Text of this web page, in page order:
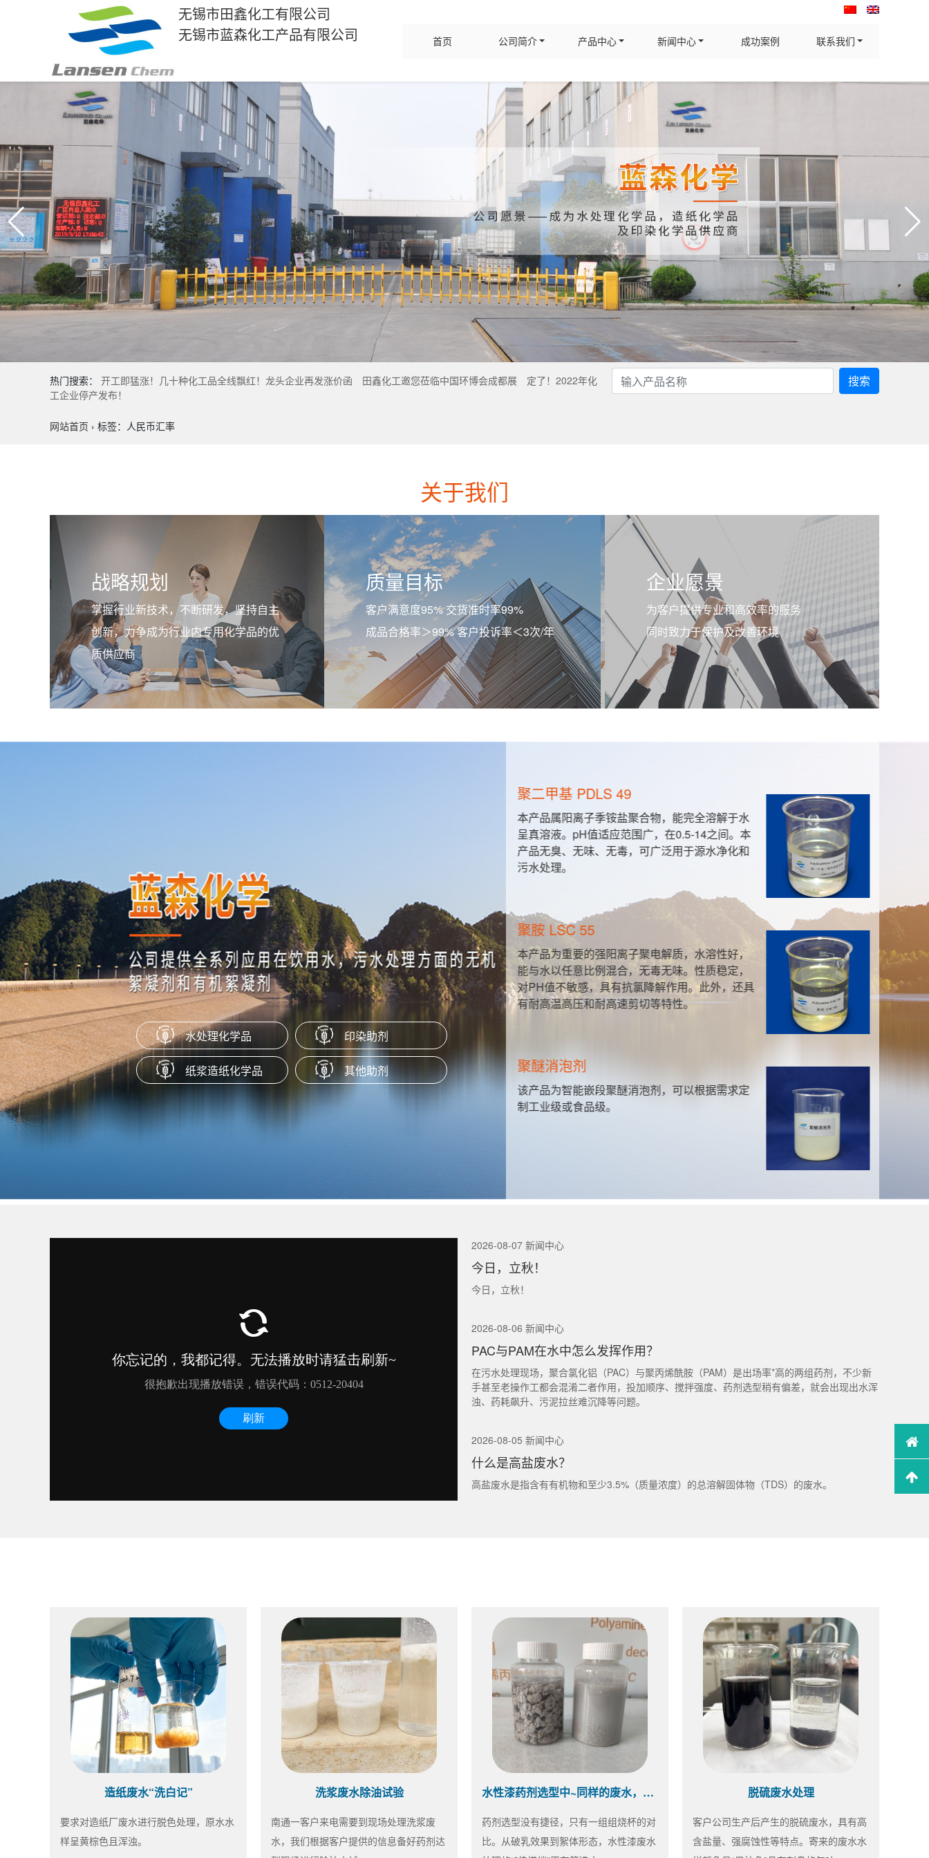
无锡市田鑫化工有限公司
无锡市蓝森化工产品有限公司
首页 公司简介 产品中心 新闻中心 成功案例 联系我们
热门搜索： 开工即猛涨！几十种化工品全线飘红！龙头企业再发涨价函 田鑫化工邀您莅临中国环博会成都展
定了！2022年化
工企业停产发布！
搜索
网站首页 › 标签：人民币汇率
关于我们
战略规划
掌握行业新技术，不断研发，坚持自主
创新，力争成为行业内专用化学品的优
质供应商
质量目标
客户满意度95% 交货准时率99%
成品合格率＞99% 客户投诉率＜3次/年
企业愿景
为客户提供专业和高效率的服务
同时致力于保护及改善环境
水处理化学品 印染助剂
纸浆造纸化学品 其他助剂
橡胶隔离剂
本产品是一种通过特定工艺制成的水性硬脂酸
盐，适用于橡胶塑料产品作为抗粘剂、隔离剂、
脱模剂、防粘剂使用。
聚季铵盐系列（PQ-10）
产品为阳离子聚合物，易溶于水，在PH值很宽的
范围内保持很好的稳定性。
聚二甲基 PDLS 49
本产品属阳离子季铵盐聚合物，能完全溶解于水
呈真溶液。pH值适应范围广，在0.5-14之间。本
产品无臭、无味、无毒，可广泛用于源水净化和
污水处理。
聚胺 LSC 55
本产品为重要的强阳离子聚电解质，水溶性好，
能与水以任意比例混合，无毒无味。性质稳定，
对PH值不敏感，具有抗氯降解作用。此外，还具
有耐高温高压和耐高速剪切等特性。
聚醚消泡剂
该产品为智能嵌段聚醚消泡剂，可以根据需求定
制工业级或食品级。
2026-08-07 新闻中心
今日，立秋！
今日，立秋！
2026-08-06 新闻中心
PAC与PAM在水中怎么发挥作用？
在污水处理现场，聚合氯化铝（PAC）与聚丙烯酰胺（PAM）是出场率*高的两组药剂，不少新
手甚至老操作工都会混淆二者作用，投加顺序、搅拌强度、药剂选型稍有偏差，就会出现出水浑
浊、药耗飙升、污泥拉丝难沉降等问题。
2026-08-05 新闻中心
什么是高盐废水？
高盐废水是指含有有机物和至少3.5%（质量浓度）的总溶解固体物（TDS）的废水。
造纸废水“洗白记”
要求对造纸厂废水进行脱色处理，原水水
样呈黄棕色且浑浊。
洗浆废水除油试验
南通一客户来电需要到现场处理洗浆废
水，我们根据客户提供的信息备好药剂达
水性漆药剂选型中~同样的废水，不同的效果
药剂选型没有捷径，只有一组组烧杯的对
比。从破乳效果到絮体形态，水性漆废水
脱硫废水处理
客户公司生产后产生的脱硫废水，具有高
含盐量、强腐蚀性等特点。寄来的废水水